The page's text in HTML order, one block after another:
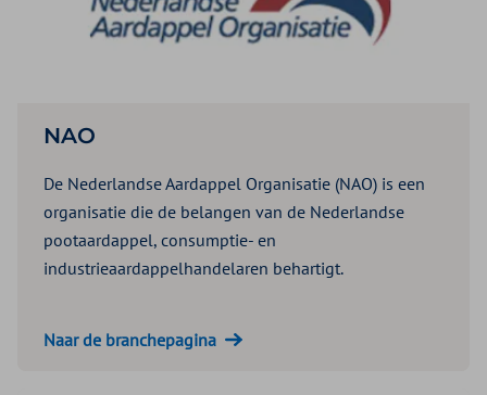
NAO
De Nederlandse Aardappel Organisatie (NAO) is een
organisatie die de belangen van de Nederlandse
pootaardappel, consumptie- en
industrieaardappelhandelaren behartigt.
Naar de branchepagina